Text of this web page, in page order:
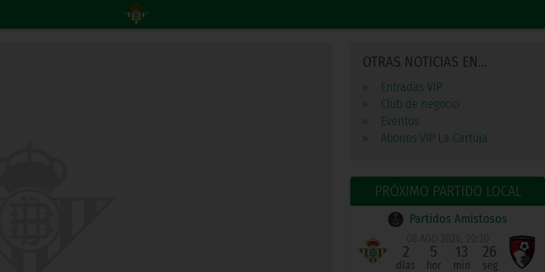
OTRAS NOTICIAS EN...
»
Entradas VIP
»
Club de negocio
»
Eventos
»
Abonos VIP La Cartuja
PRÓXIMO PARTIDO LOCAL
Partidos Amistosos
08 AGO 2026, 20:30
2
días
5
hor
13
min
26
seg